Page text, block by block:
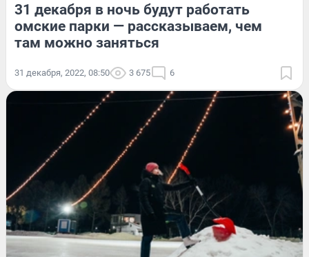
31 декабря в ночь будут работать
омские парки — рассказываем, чем
там можно заняться
31 декабря, 2022, 08:50 3 675 6